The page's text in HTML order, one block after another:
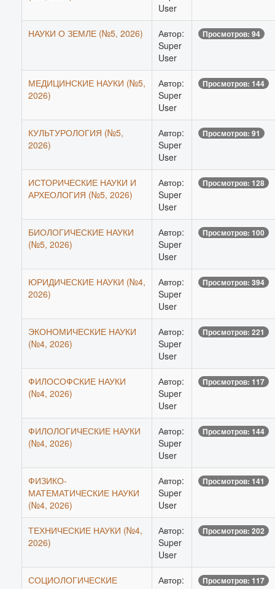
User
НАУКИ О ЗЕМЛЕ (№5, 2026)
Автор:
Super
User
Просмотров: 94
МЕДИЦИНСКИЕ НАУКИ (№5,
2026)
Автор:
Super
User
Просмотров: 144
КУЛЬТУРОЛОГИЯ (№5,
2026)
Автор:
Super
User
Просмотров: 91
ИСТОРИЧЕСКИЕ НАУКИ И
АРХЕОЛОГИЯ (№5, 2026)
Автор:
Super
User
Просмотров: 128
БИОЛОГИЧЕСКИЕ НАУКИ
(№5, 2026)
Автор:
Super
User
Просмотров: 100
ЮРИДИЧЕСКИЕ НАУКИ (№4,
2026)
Автор:
Super
User
Просмотров: 394
ЭКОНОМИЧЕСКИЕ НАУКИ
(№4, 2026)
Автор:
Super
User
Просмотров: 221
ФИЛОСОФСКИЕ НАУКИ
(№4, 2026)
Автор:
Super
User
Просмотров: 117
ФИЛОЛОГИЧЕСКИЕ НАУКИ
(№4, 2026)
Автор:
Super
User
Просмотров: 144
ФИЗИКО-
МАТЕМАТИЧЕСКИЕ НАУКИ
(№4, 2026)
Автор:
Super
User
Просмотров: 141
ТЕХНИЧЕСКИЕ НАУКИ (№4,
2026)
Автор:
Super
User
Просмотров: 202
СОЦИОЛОГИЧЕСКИЕ
Автор:
Просмотров: 117